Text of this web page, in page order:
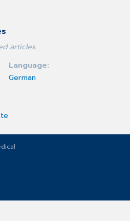
articles.
Language
German